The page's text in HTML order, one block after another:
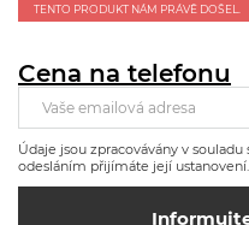
TENTO PRODUKT NÁM PRÁVĚ DOŠEL.
Cena na telefonu
Vaše emailová adresa
Údaje jsou zpracovávány v souladu
odesláním přijímáte její ustanovení.